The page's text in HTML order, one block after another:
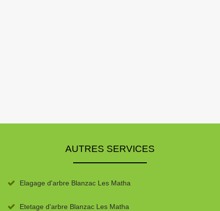
AUTRES SERVICES
Elagage d'arbre Blanzac Les Matha
Etetage d'arbre Blanzac Les Matha